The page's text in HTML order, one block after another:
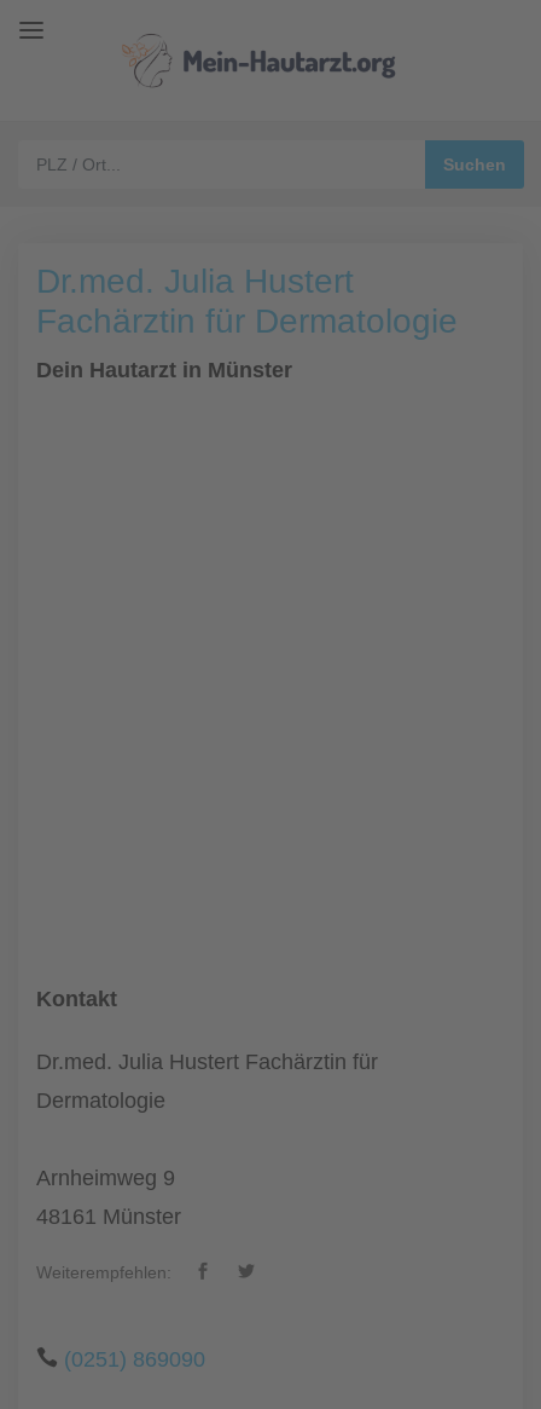
Dr.med. Julia Hustert
Fachärztin für Dermatologie
Dein Hautarzt in Münster
Kontakt
Dr.med. Julia Hustert Fachärztin für
Dermatologie
Arnheimweg 9
48161 Münster
Weiterempfehlen:
(0251) 869090